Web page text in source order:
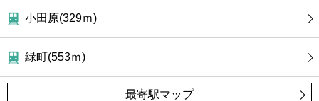
小田原(329ｍ)
緑町(553ｍ)
最寄駅マップ